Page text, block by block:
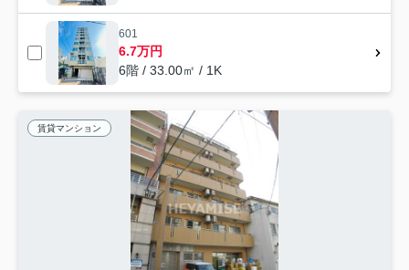
601
6.7万円
6階 / 33.00㎡ / 1K
賃貸マンション